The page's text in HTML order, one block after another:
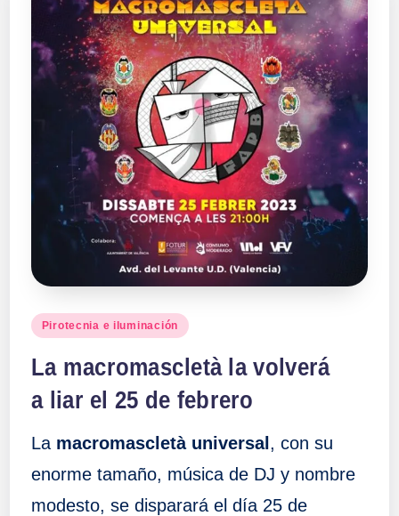
Publicado
Pirotecnia e iluminación
La macromascletà la volverá
a liar el 25 de febrero
La macromascletà universal , con su
enorme tamaño, música de DJ y nombre
modesto, se disparará el día 25 de